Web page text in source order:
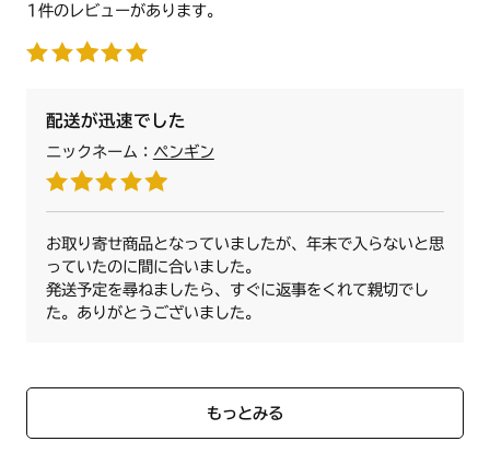
1件のレビューがあります。
配送が迅速でした
ニックネーム： ペンギン
お取り寄せ商品となっていましたが、年末で入らないと思
っていたのに間に合いました。
発送予定を尋ねましたら、すぐに返事をくれて親切でし
た。ありがとうございました。
もっとみる